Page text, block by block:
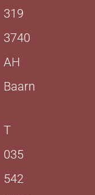
319
3740
AH
Baarn
T
035
542